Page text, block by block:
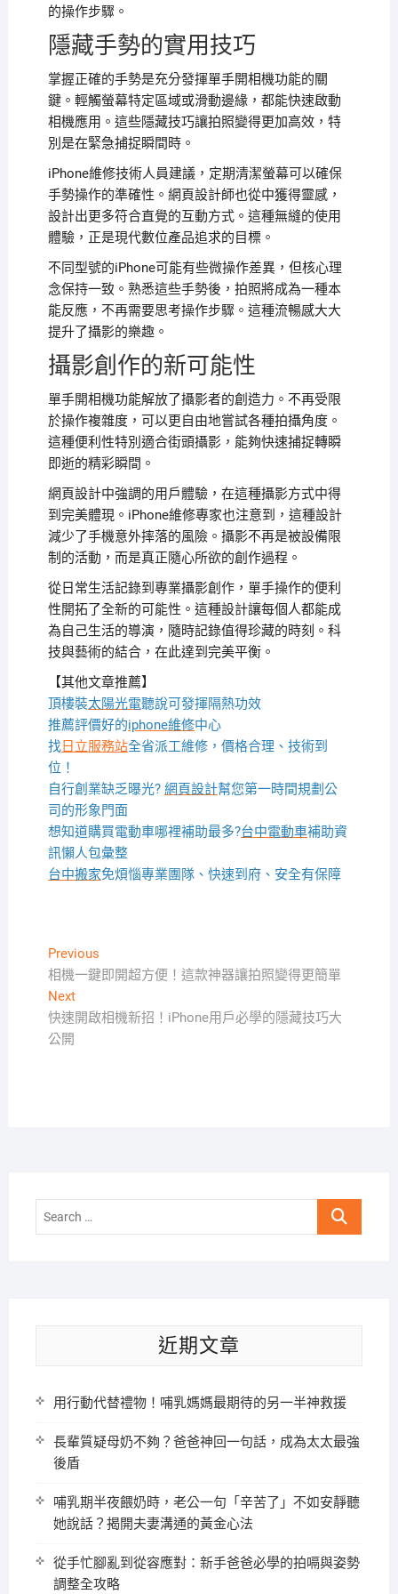
的操作步驟。
隱藏手勢的實用技巧
掌握正確的手勢是充分發揮單手開相機功能的關
鍵。輕觸螢幕特定區域或滑動邊緣，都能快速啟動
相機應用。這些隱藏技巧讓拍照變得更加高效，特
別是在緊急捕捉瞬間時。
iPhone維修技術人員建議，定期清潔螢幕可以確保
手勢操作的準確性。網頁設計師也從中獲得靈感，
設計出更多符合直覺的互動方式。這種無縫的使用
體驗，正是現代數位產品追求的目標。
不同型號的iPhone可能有些微操作差異，但核心理
念保持一致。熟悉這些手勢後，拍照將成為一種本
能反應，不再需要思考操作步驟。這種流暢感大大
提升了攝影的樂趣。
攝影創作的新可能性
單手開相機功能解放了攝影者的創造力。不再受限
於操作複雜度，可以更自由地嘗試各種拍攝角度。
這種便利性特別適合街頭攝影，能夠快速捕捉轉瞬
即逝的精彩瞬間。
網頁設計中強調的用戶體驗，在這種攝影方式中得
到完美體現。iPhone維修專家也注意到，這種設計
減少了手機意外摔落的風險。攝影不再是被設備限
制的活動，而是真正隨心所欲的創作過程。
從日常生活記錄到專業攝影創作，單手操作的便利
性開拓了全新的可能性。這種設計讓每個人都能成
為自己生活的導演，隨時記錄值得珍藏的時刻。科
技與藝術的結合，在此達到完美平衡。
【其他文章推薦】
頂樓裝太陽光電聽說可發揮隔熱功效
推薦評價好的iphone維修中心
找日立服務站全省派工維修，價格合理、技術到
位！
自行創業缺乏曝光? 網頁設計幫您第一時間規劃公
司的形象門面
想知道購買電動車哪裡補助最多?台中電動車補助資
訊懶人包彙整
台中搬家免煩惱專業團隊、快速到府、安全有保障
文
章
導
覽
PreviousPrevious
post:
相機一鍵即開超方便！這款神器讓拍照變得更簡單
NextNext
post:
快速開啟相機新招！iPhone用戶必學的隱藏技巧大
公開
Search
近期文章
用行動代替禮物！哺乳媽媽最期待的另一半神救援
長輩質疑母奶不夠？爸爸神回一句話，成為太太最強
後盾
哺乳期半夜餵奶時，老公一句「辛苦了」不如安靜聽
她說話？揭開夫妻溝通的黃金心法
從手忙腳亂到從容應對：新手爸爸必學的拍嗝與姿勢
調整全攻略